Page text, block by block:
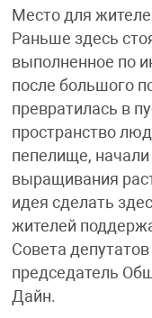
Место для
Раньше здесь
выполненное по
после большого
превратилась в
пространство
пепелище,
выращивания
идея сделать
жителей
Совета
председатель
Дайн.